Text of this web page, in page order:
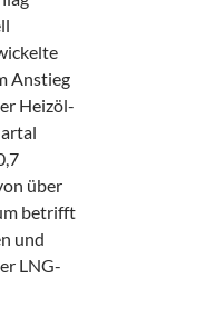
Anstieg
Heizöl-
über
betrifft
und
LNG-